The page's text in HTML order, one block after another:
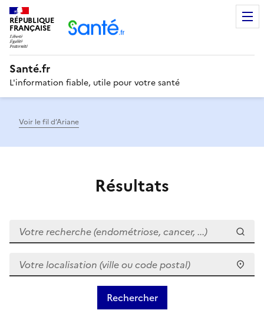
RÉPUBLIQUE
FRANÇAISE
Santé.fr
L'information fiable, utile pour votre santé
Voir le fil d’Ariane
Résultats
Votre recherche (endométriose, cancer, ...)
Votre localisation (ville ou code postal)